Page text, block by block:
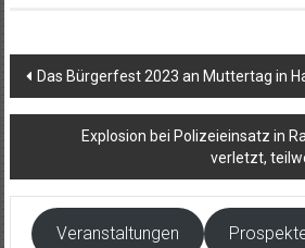
Beitragsnavigation
Das Bürgerfest 2023 an Muttertag in
Explosion bei Polizeieinsatz in
verletzt,
Veranstaltungen